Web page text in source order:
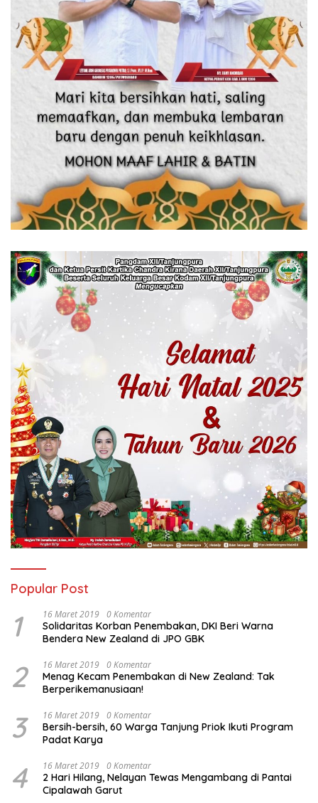
Popular Post
1 16 Maret 2019 0 Komentar
Solidaritas Korban Penembakan, DKI Beri Warna
Bendera New Zealand di JPO GBK
2 16 Maret 2019 0 Komentar
Menag Kecam Penembakan di New Zealand: Tak
Berperikemanusiaan!
3 16 Maret 2019 0 Komentar
Bersih-bersih, 60 Warga Tanjung Priok Ikuti Program
Padat Karya
4 16 Maret 2019 0 Komentar
2 Hari Hilang, Nelayan Tewas Mengambang di Pantai
Cipalawah Garut